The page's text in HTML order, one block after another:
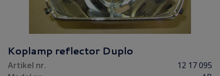
Koplamp reflector Duplo
Artikel nr.
12 17 095